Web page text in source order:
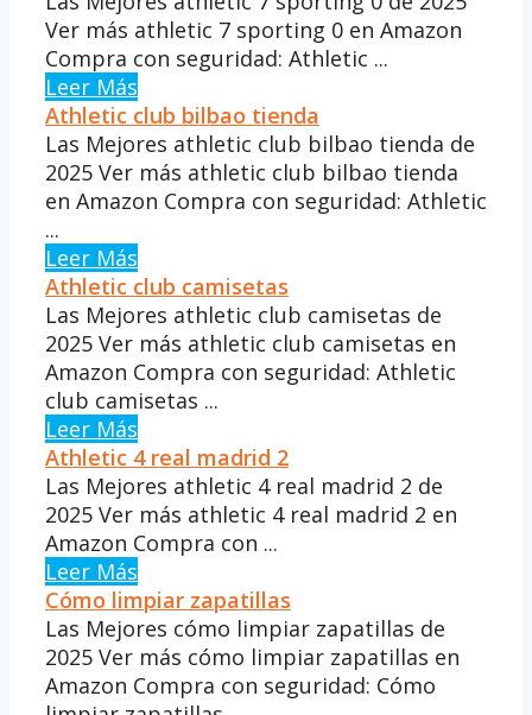
Ver más athletic 7 sporting 0 en Amazon
Compra con seguridad: Athletic ...
Leer Más
Athletic club bilbao tienda
Las Mejores athletic club bilbao tienda de
2025 Ver más athletic club bilbao tienda
en Amazon Compra con seguridad: Athletic
...
Leer Más
Athletic club camisetas
Las Mejores athletic club camisetas de
2025 Ver más athletic club camisetas en
Amazon Compra con seguridad: Athletic
club camisetas ...
Leer Más
Athletic 4 real madrid 2
Las Mejores athletic 4 real madrid 2 de
2025 Ver más athletic 4 real madrid 2 en
Amazon Compra con ...
Leer Más
Cómo limpiar zapatillas
Las Mejores cómo limpiar zapatillas de
2025 Ver más cómo limpiar zapatillas en
Amazon Compra con seguridad: Cómo